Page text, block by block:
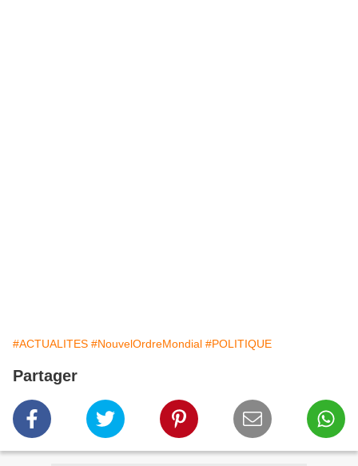
#ACTUALITES #NouvelOrdreMondial #POLITIQUE
Partager